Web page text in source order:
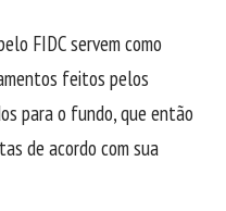
FIDC servem como
feitos pelos
para o fundo, que então
de acordo com sua